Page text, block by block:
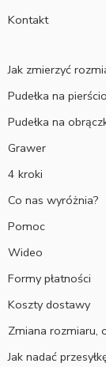
Kontakt
Jak zmierzyć
Pudełka na
Pudełka na
Grawer
4 kroki
Co nas wyróżnia?
Pomoc
Wideo
Formy płatności
Koszty dostawy
Zmiana rozmiaru,
Jak nadać